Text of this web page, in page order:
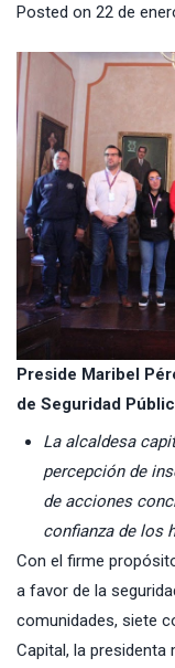
Posted on 22 de
Preside Maribel
de Seguridad
La alcaldesa
percepción de
de acciones
confianza de los
Con el firme
a favor de la
comunidades, siete
Capital, la presidenta